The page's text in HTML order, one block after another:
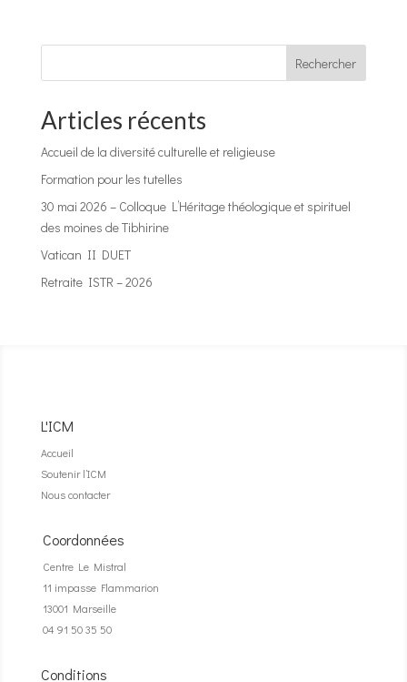
Rechercher
Articles récents
Accueil de la diversité culturelle et religieuse
Formation pour les tutelles
30 mai 2026 – Colloque L’Héritage théologique et spirituel
des moines de Tibhirine
Vatican II DUET
Retraite ISTR – 2026
L'ICM
Accueil
Soutenir l’ICM
Nous contacter
Coordonnées
Centre Le Mistral
11 impasse Flammarion
13001 Marseille
04 91 50 35 50
Conditions